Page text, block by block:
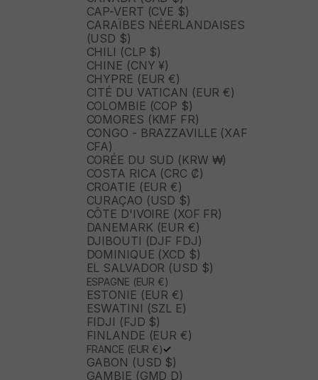
CAP-VERT (CVE $)
CARAÏBES NÉERLANDAISES
(USD $)
CHILI (CLP $)
CHINE (CNY ¥)
CHYPRE (EUR €)
CITÉ DU VATICAN (EUR €)
COLOMBIE (COP $)
COMORES (KMF FR)
CONGO - BRAZZAVILLE (XAF
CFA)
CORÉE DU SUD (KRW ₩)
COSTA RICA (CRC ₡)
CROATIE (EUR €)
CURAÇAO (USD $)
CÔTE D'IVOIRE (XOF FR)
DANEMARK (EUR €)
DJIBOUTI (DJF FDJ)
DOMINIQUE (XCD $)
EL SALVADOR (USD $)
ESPAGNE (EUR €)
ESTONIE (EUR €)
ESWATINI (SZL E)
FIDJI (FJD $)
FINLANDE (EUR €)
FRANCE (EUR €)
GABON (USD $)
GAMBIE (GMD D)